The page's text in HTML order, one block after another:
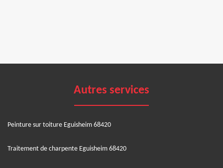
Autres services
Peinture sur toiture Eguisheim 68420
Traitement de charpente Eguisheim 68420